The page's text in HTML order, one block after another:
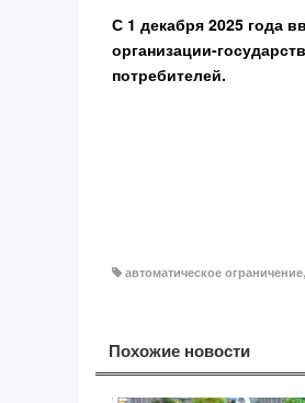
С 1 декабря 2025 года
организации-
потребителей.
автоматическое ограничение,
Похожие новости